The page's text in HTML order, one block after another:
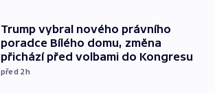
Trump vybral nového právního
poradce Bílého domu, změna
přichází před volbami do Kongresu
před 2h